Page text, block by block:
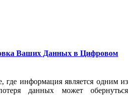
Ваших Данных в Цифровом
где информация является одним из
данных может обернуться